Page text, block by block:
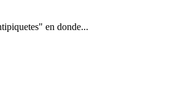
en donde...